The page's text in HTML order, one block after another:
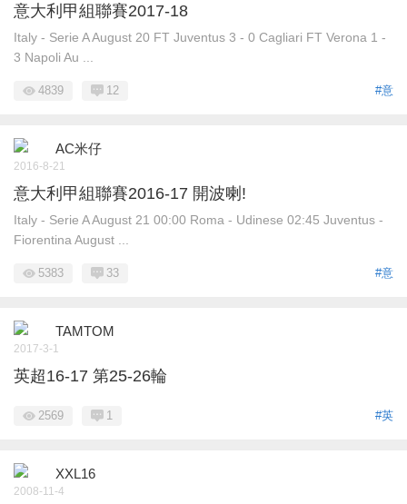
意大利甲組聯賽2017-18
Italy - Serie A August 20 FT Juventus 3 - 0 Cagliari FT Verona 1 -
3 Napoli Au ...
#意
4839 12
AC米仔
2016-8-21
意大利甲組聯賽2016-17 開波喇!
Italy - Serie A August 21 00:00 Roma - Udinese 02:45 Juventus -
Fiorentina August ...
#意
5383 33
TAMTOM
2017-3-1
英超16-17 第25-26輪
#英
2569 1
XXL16
2008-11-4